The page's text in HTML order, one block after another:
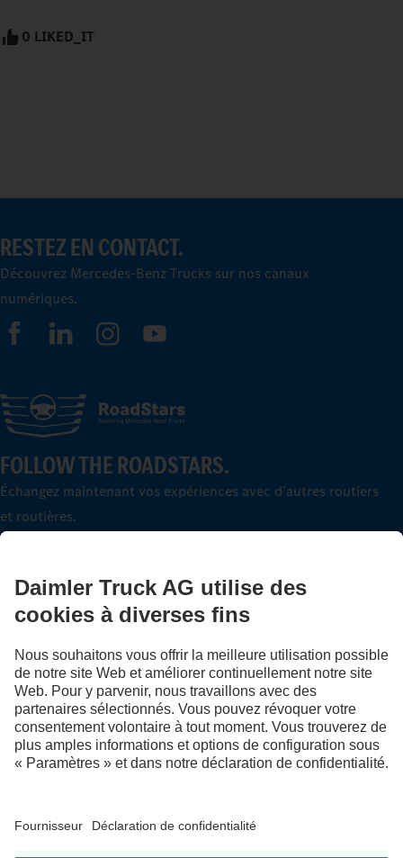
0 LIKED_IT
RESTEZ EN CONTACT.
Découvrez Mercedes-Benz Trucks sur nos canaux
numériques.
FOLLOW THE ROADSTARS.
Échangez maintenant vos expériences avec d’autres routiers
et routières.
LANGUAGE
FR IT
Fournisseur
Protection des données